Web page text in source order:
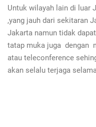
Untuk wilayah lain di luar
,yang jauh dari sekitaran
Jakarta namun tidak
tatap muka juga dengan
atau teleconference
akan selalu terjaga